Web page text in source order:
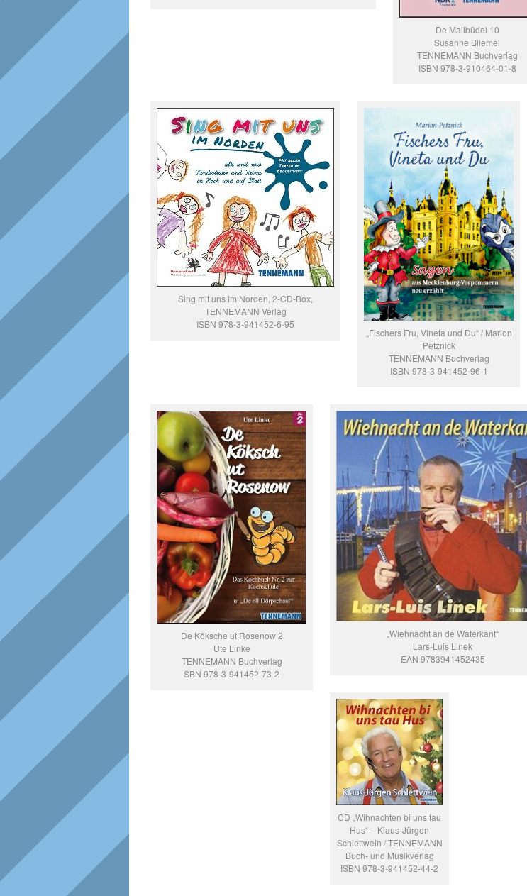
De Mallbüdel 10
Susanne Bliemel
TENNEMANN Buchverlag
ISBN 978-3-910464-01-8
Sing mit uns im Norden, 2-CD-Box,
TENNEMANN Verlag
ISBN 978-3-941452-6-95
„Fischers Fru, Vineta und Du“ / Marion
Petznick
TENNEMANN Buchverlag
ISBN 978-3-941452-96-1
De Köksche ut Rosenow 2
Ute Linke
TENNEMANN Buchverlag
SBN 978-3-941452-73-2
„Wiehnacht an de Waterkant“
Lars-Luis Linek
EAN 9783941452435
CD „Wihnachten bi uns tau
Hus“ – Klaus-Jürgen
Schlettwein / TENNEMANN
Buch- und Musikverlag
ISBN 978-3-941452-44-2